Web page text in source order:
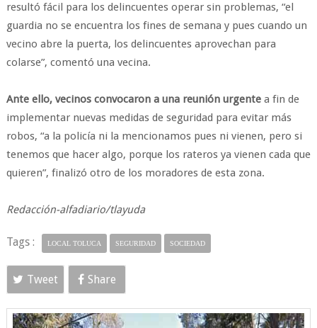
resultó fácil para los delincuentes operar sin problemas, “el
guardia no se encuentra los fines de semana y pues cuando un
vecino abre la puerta, los delincuentes aprovechan para
colarse”, comentó una vecina.
Ante ello, vecinos convocaron a una reunión urgente a fin de
implementar nuevas medidas de seguridad para evitar más
robos, “a la policía ni la mencionamos pues ni vienen, pero si
tenemos que hacer algo, porque los rateros ya vienen cada que
quieren”, finalizó otro de los moradores de esta zona.
Redacción-alfadiario/tlayuda
Tags : LOCAL TOLUCA SEGURIDAD SOCIEDAD
Tweet Share